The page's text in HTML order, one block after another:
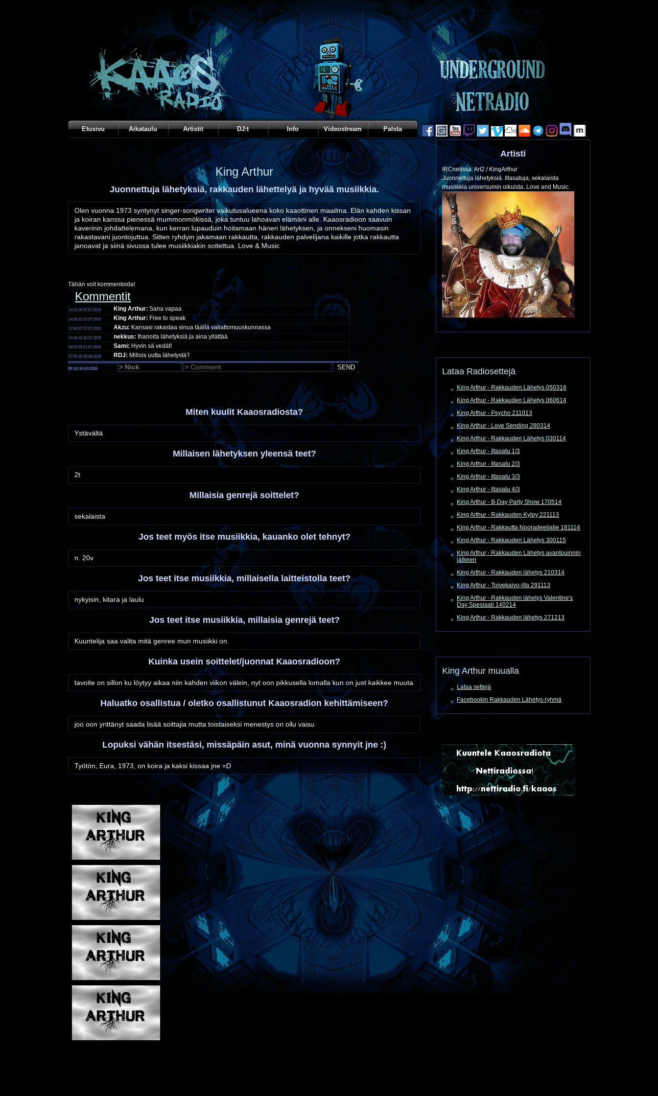
Etusivu Aikataulu Artistit DJ:t Info Videostream Palsta
King Arthur
Juonnettuja lähetyksiä, rakkauden lähettelyä ja hyvää musiikkia.
Olen vuonna 1973 syntynyt singer-songwriter vaikutusalueena koko kaaottinen maailma. Elän kahden kissan
ja koiran kanssa pienessä mummonmökissä, joka tuntuu lahoavan elämäni alle. Kaaosradioon saavuin
kaverinin johdattelemana, kun kerran lupauduin hoitamaan hänen lähetyksen, ja onnekseni huomasin
rakastavani juontojuttua. Sitten ryhdyin jakamaan rakkautta, rakkauden palvelijana kaikille jotka rakkautta
janoavat ja siinä sivussa tulee musiikkiakin soitettua. Love & Music
Tähän voit kommentoida!
Kommentit
14:10:30 07.07.2015 King Arthur: Sana vapaa
14:35:21 07.07.2015 King Arthur: Free to speak
17:00:37 07.07.2015 Akzu: Kansasi rakastaa sinua täällä vallattomuuskunnassa
14:34:41 20.07.2015 nekkus: Ihanoita lähetyksiä ja aina yllättää
08:02:29 21.07.2015 Sami: Hyvin sä vedät!
07:50:30 25.08.2018 RDJ: Millois uutta lähetystä?
08:10:30 6.8.2026
Miten kuulit Kaaosradiosta?
Ystävältä
Millaisen lähetyksen yleensä teet?
2t
Millaisia genrejä soittelet?
sekalaista
Jos teet myös itse musiikkia, kauanko olet tehnyt?
n. 20v
Jos teet itse musiikkia, millaisella laitteistolla teet?
nykyisin, kitara ja laulu
Jos teet itse musiikkia, millaisia genrejä teet?
Kuuntelija saa valita mitä genree mun musiikki on.
Kuinka usein soittelet/juonnat Kaaosradioon?
tavoite on sillon ku löytyy aikaa niin kahden viikon välein, nyt oon pikkusella lomalla kun on just kaikkee muuta
Haluatko osallistua / oletko osallistunut Kaaosradion kehittämiseen?
joo oon yrittänyt saada lisää soittajia mutta toistaiseksi menestys on ollu vaisu
Lopuksi vähän itsestäsi, missäpäin asut, minä vuonna synnyit jne :)
Työtön, Eura, 1973, on koira ja kaksi kissaa jne =D
Artisti
IRCnetissä: Art2 / KingArthur
Juonnettuja lähetyksiä. Iltasatuja, sekalaista
musiikkia universumin oikuista. Love and Music.
Lataa Radiosettejä
King Arthur - Rakkauden Lähetys 050316
King Arthur - Rakkauden Lähetys 060614
King Arthur - Psycho 211013
King Arthur - Love Sending 280314
King Arthur - Rakkauden Lähetys 030114
King Arthur - Iltasatu 1/3
King Arthur - Iltasatu 2/3
King Arthur - Iltasatu 3/3
King Arthur - Iltasatu 4/3
King Arthur - B-Day Party Show 170514
King Arthur - Rakkauden Kylpy 221113
King Arthur - Rakkautta Nooradeelialle 181114
King Arthur - Rakkauden Lähetys 300115
King Arthur - Rakkauden Lähetys avantouinnin
jälkeen
King Arthur - Rakkauden lähetys 210314
King Arthur - Toivekaivo-ilta 291113
King Arthur - Rakkauden lähetys Valentine's
Day Spesiaali 140214
King Arthur - Rakkauden lähetys 271213
King Arthur muualla
Lataa settejä
Facebookin Rakkauden Lähetys-ryhmä